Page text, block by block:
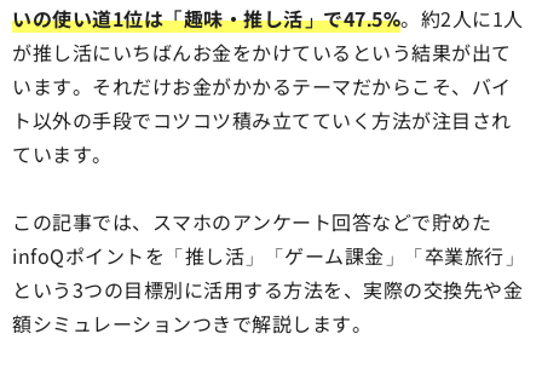
いの使い道1位は「趣味・推し活」で47.5%。約2人に1人
が推し活にいちばんお金をかけているという結果が出て
います。それだけお金がかかるテーマだからこそ、バイ
ト以外の手段でコツコツ積み立てていく方法が注目され
ています。
この記事では、スマホのアンケート回答などで貯めた
infoQポイントを「推し活」「ゲーム課金」「卒業旅行」
という3つの目標別に活用する方法を、実際の交換先や金
額シミュレーションつきで解説します。